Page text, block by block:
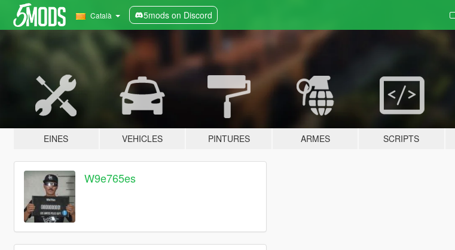
Català 5mods on Discord
EINES VEHICLES PINTURES ARMES SCRIPTS
W9e765es